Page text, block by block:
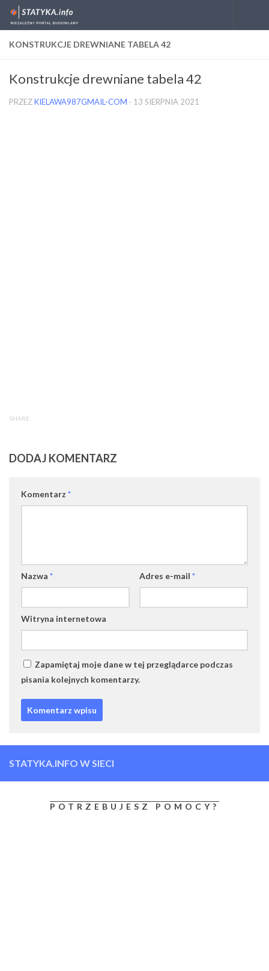
Skip to content
KONSTRUKCJE DREWNIANE TABELA 42
Konstrukcje drewniane tabela 42
PRZEZKIELAWA987GMAIL-COM · 13 SIERPNIA 2021
SHARE
DODAJ KOMENTARZ
Komentarz *
Nazwa * Adres e-mail *
Witryna internetowa
Zapamiętaj moje dane w tej przeglądarce podczas
pisania kolejnych komentarzy.
STATYKA.INFO W SIECI
POTRZEBUJESZ POMOCY?